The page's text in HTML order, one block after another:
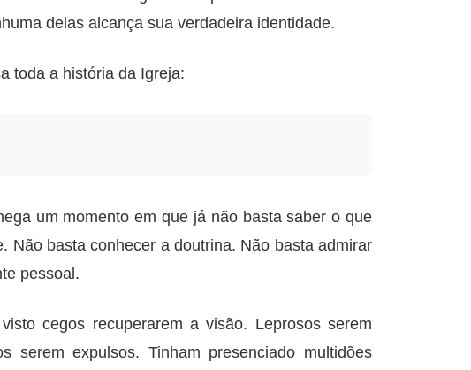
delas alcança sua verdadeira identidade.
toda a história da Igreja:
um momento em que já não basta saber o que
Não basta conhecer a doutrina. Não basta admirar
pessoal.
cegos recuperarem a visão. Leprosos serem
serem expulsos. Tinham presenciado multidões